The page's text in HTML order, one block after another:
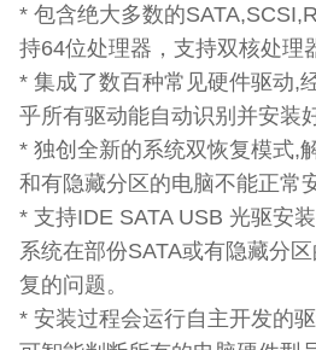
* 包含绝大多数的
持64位处理器，支持双核处理
* 集成了数百种常见硬件驱动,
乎所有驱动能自动识别并安装好
* 独创全新的系统双恢复模式,
和有隐藏分区的电脑不能正常
* 支持IDE SATA USB 光驱安
系统在部份SATA或有隐藏分
复的问题。
* 安装过程会运行自主开发的